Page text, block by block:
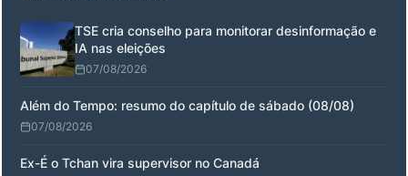
TSE cria conselho para monitorar desinformação e
IA nas eleições
07/08/2026
Além do Tempo: resumo do capítulo de sábado (08/08)
07/08/2026
Ex-É o Tchan vira supervisor no Canadá